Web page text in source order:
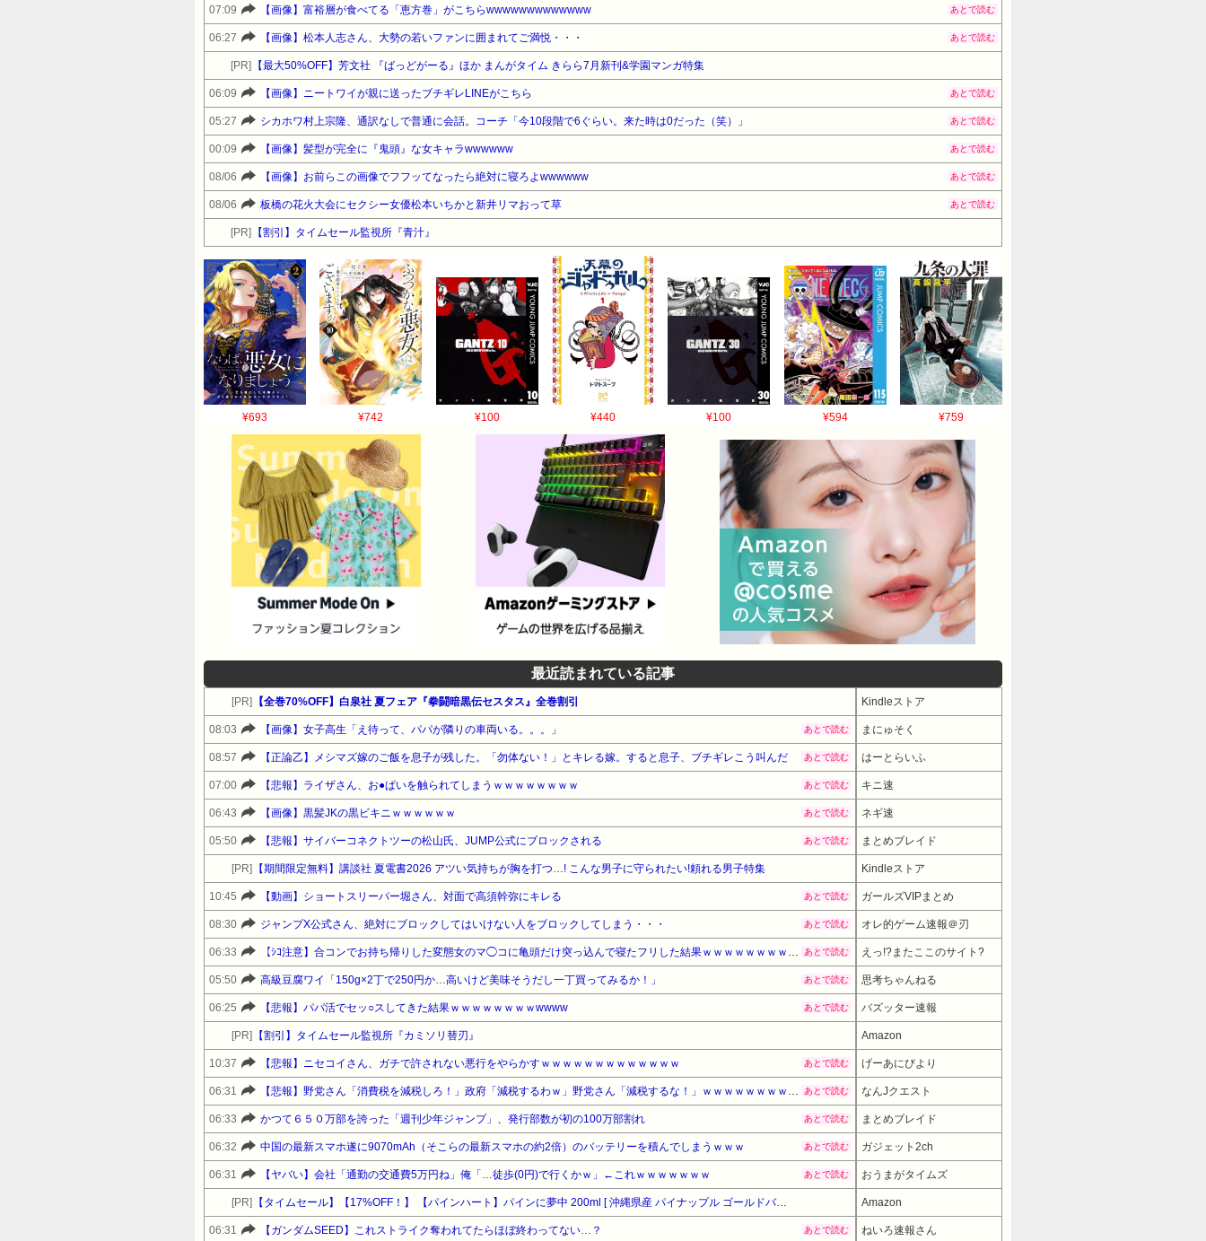
07:09 【画像】富裕層が食べてる「恵方巻」がこちらwwwwwwwwwwwww あとで読む
06:27 【画像】松本人志さん、大勢の若いファンに囲まれてご満悦・・・ あとで読む
[PR] 【最大50%OFF】芳文社 『ばっどがーる』ほか まんがタイム きらら7月新刊&学園マンガ特集
06:09 【画像】ニートワイが親に送ったブチギレLINEがこちら あとで読む
05:27 シカホワ村上宗隆、通訳なしで普通に会話。コーチ「今10段階で6ぐらい。来た時は0だった（笑）」 あとで読む
00:09 【画像】髪型が完全に『鬼頭』な女キャラwwwwww あとで読む
08/06 【画像】お前らこの画像でフフッてなったら絶対に寝ろよwwwwww あとで読む
08/06 板橋の花火大会にセクシー女優松本いちかと新井リマおって草 あとで読む
[PR] 【割引】タイムセール監視所『青汁』
¥693 ¥742 ¥100 ¥440 ¥100 ¥594 ¥759
最近読まれている記事
[PR] 【全巻70%OFF】白泉社 夏フェア『拳闘暗黒伝セスタス』全巻割引 Kindleストア
08:03 【画像】女子高生「え待って、パパが隣りの車両いる。。。」 あとで読む まにゅそく
08:57 【正論乙】メシマズ嫁のご飯を息子が残した。「勿体ない！」とキレる嫁。すると息子、ブチギレこう叫んだ あとで読む はーとらいふ
07:00 【悲報】ライザさん、お●ぱいを触られてしまうｗｗｗｗｗｗｗｗ あとで読む キニ速
06:43 【画像】黒髪JKの黒ビキニｗｗｗｗｗｗ あとで読む ネギ速
05:50 【悲報】サイバーコネクトツーの松山氏、JUMP公式にブロックされる あとで読む まとめブレイド
[PR] 【期間限定無料】講談社 夏電書2026 アツい気持ちが胸を打つ…! こんな男子に守られたい!頼れる男子特集 Kindleストア
10:45 【動画】ショートスリーパー堀さん、対面で高須幹弥にキレる あとで読む ガールズVIPまとめ
08:30 ジャンプX公式さん、絶対にブロックしてはいけない人をブロックしてしまう・・・ あとで読む オレ的ゲーム速報＠刃
06:33 【ｼｺ注意】合コンでお持ち帰りした変態女のマ◯コに亀頭だけ突っ込んで寝たフリした結果ｗｗｗｗｗｗｗｗｗｗｗ あとで読む えっ!?またここのサイト?
05:50 高級豆腐ワイ「150g×2丁で250円か…高いけど美味そうだし一丁買ってみるか！」 あとで読む 思考ちゃんねる
06:25 【悲報】パパ活でセッ○スしてきた結果ｗｗｗｗｗｗｗｗwwww あとで読む バズッター速報
[PR] 【割引】タイムセール監視所『カミソリ替刃』 Amazon
10:37 【悲報】ニセコイさん、ガチで許されない悪行をやらかすｗｗｗｗｗｗｗｗｗｗｗｗｗ あとで読む げーあにびより
06:31 【悲報】野党さん「消費税を減税しろ！」政府「減税するわｗ」野党さん「減税するな！」ｗｗｗｗｗｗｗｗｗｗ あとで読む なんJクエスト
06:33 かつて６５０万部を誇った「週刊少年ジャンプ」、発行部数が初の100万部割れ あとで読む まとめブレイド
06:32 中国の最新スマホ遂に9070mAh（そこらの最新スマホの約2倍）のバッテリーを積んでしまうｗｗｗ あとで読む ガジェット2ch
06:31 【ヤバい】会社「通勤の交通費5万円ね」俺「…徒歩(0円)で行くかｗ」←これｗｗｗｗｗｗｗ あとで読む おうまがタイムズ
[PR] 【タイムセール】【17%OFF！】 【パインハート】パインに夢中 200ml [ 沖縄県産 パイナップル ゴールドバレル 100％ 濃厚 スムージー ジュース 保存料 香料 着色料 不使用 ] Amazon
06:31 【ガンダムSEED】これストライク奪われてたらほぼ終わってない…？ あとで読む ねいろ速報さん